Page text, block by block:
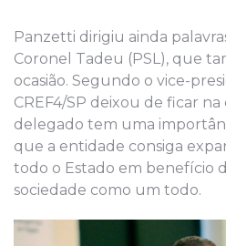
Panzetti dirigiu ainda
Coronel Tadeu (PSL), que
ocasião. Segundo o vice-
CREF4/SP deixou de ficar
delegado tem uma
que a entidade consiga
todo o Estado em benefício
sociedade como um todo.